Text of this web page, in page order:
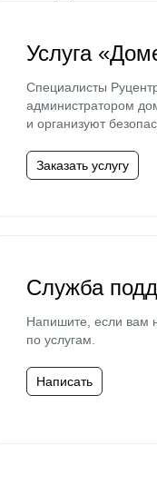
Услуга
Специалисты
администратором
и организуют
Заказать услугу
Служба
Напишите, если вам
по услугам.
Написать